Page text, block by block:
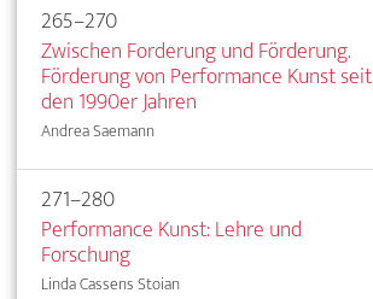
265–270
Zwischen Forderung und Förderung.
Förderung von Performance Kunst seit
den 1990er Jahren
Andrea Saemann
271–280
Performance Kunst: Lehre und
Forschung
Linda Cassens Stoian